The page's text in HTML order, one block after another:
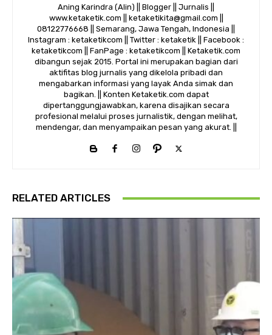
Aning Karindra (Alin) || Blogger || Jurnalis ||
www.ketaketik.com || ketaketikita@gmail.com ||
08122776668 || Semarang, Jawa Tengah, Indonesia ||
Instagram : ketaketikcom || Twitter : ketaketik || Facebook :
ketaketikcom || FanPage : ketaketikcom || Ketaketik.com
dibangun sejak 2015. Portal ini merupakan bagian dari
aktifitas blog jurnalis yang dikelola pribadi dan
mengabarkan informasi yang layak Anda simak dan
bagikan. || Konten Ketaketik.com dapat
dipertanggungjawabkan, karena disajikan secara
profesional melalui proses jurnalistik, dengan melihat,
mendengar, dan menyampaikan pesan yang akurat. ||
RELATED ARTICLES